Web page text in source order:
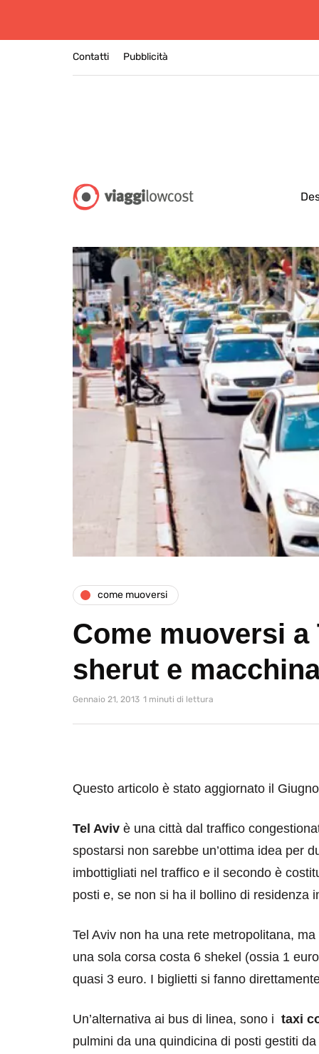
Contatti Pubblicità
come muoversi
Come muoversi a
sherut e
Gennaio 21, 2013 1 minuti di lettura
Questo articolo è stato aggiornato il
Tel Aviv è una città dal traffico
spostarsi non sarebbe un’ottima idea per
imbottigliati nel traffico e il secondo è
posti e, se non si ha il bollino di residenza
Tel Aviv non ha una rete metropolitana,
una sola corsa costa 6 shekel (ossia 1
quasi 3 euro. I biglietti si fanno
Un’alternativa ai bus di linea, sono i taxi
pulmini da una quindicina di posti gestiti